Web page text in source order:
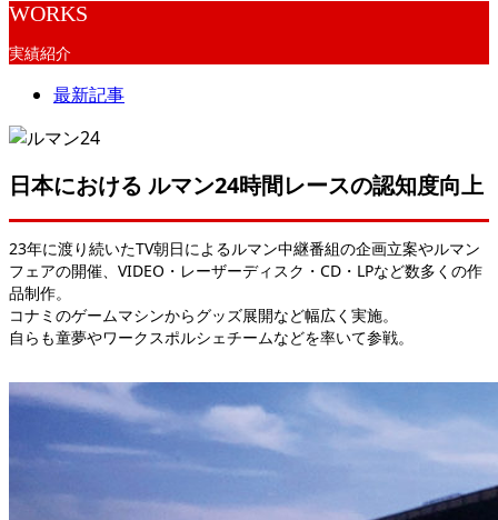
WORKS
実績紹介
最新記事
日本における ルマン24時間レースの認知度向上
23年に渡り続いたTV朝日によるルマン中継番組の企画立案やルマン
フェアの開催、VIDEO・レーザーディスク・CD・LPなど数多くの作
品制作。
コナミのゲームマシンからグッズ展開など幅広く実施。
自らも童夢やワークスポルシェチームなどを率いて参戦。